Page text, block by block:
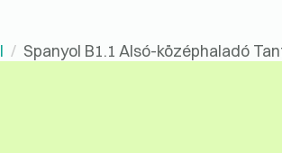
Spanyol B1.1 Alsó-középhaladó